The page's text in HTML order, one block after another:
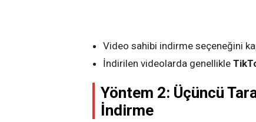
Video sahibi indirme seçeneğini
İndirilen videolarda genellikle
Yöntem 2: Üçüncü
İndirme